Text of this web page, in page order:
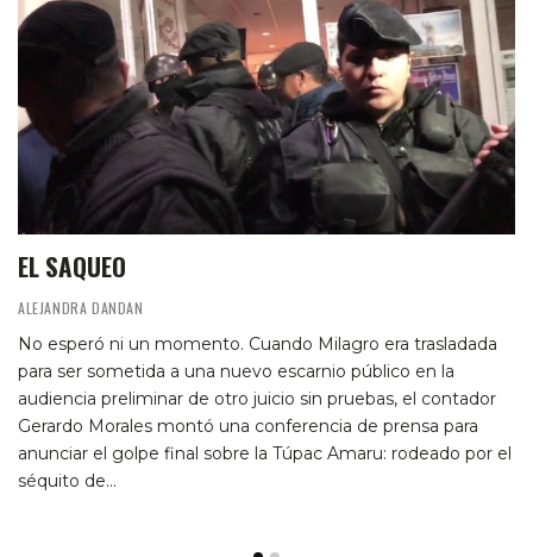
EL SAQUEO
ALEJANDRA DANDAN
No esperó ni un momento. Cuando Milagro era trasladada
para ser sometida a una nuevo escarnio público en la
audiencia preliminar de otro juicio sin pruebas, el contador
Gerardo Morales montó una conferencia de prensa para
anunciar el golpe final sobre la Túpac Amaru: rodeado por el
séquito de…